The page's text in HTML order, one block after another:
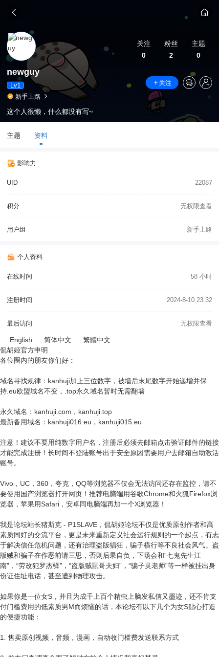
关注
0
粉丝
2
主题
0
newguy
Lv1
关注
新手上路
这个人很懒，什么都没有写~
主题 资料
影响力
UID 22087
积分 无权限查看
用户组 新手上路
个人资料
在线时间 58 小时
注册时间 2024-8-10 23:32
最后访问 无权限查看
English 简体中文
繁體中文
侃胡姬官方申明
各位圈内的朋友你们好：
域名寻找规律：kanhuji加上三位数字，被墙后末尾数字开始递增并保
持.eu欧盟域名不变，.top永久域名暂时无需翻墙
永久域名：kanhuji.com，kanhuji.top
最新备用域名：kanhuji016.eu，kanhuji015.eu
注意！建议不要用纯数字用户名，注册后必须去邮箱点击验证邮件的链接
才能完成注册！长时间不登陆账号出于安全原因需要用户去邮箱自助激活
账号。
Vivo，UC，360，夸克，QQ等浏览器不仅会无法访问还存在监控，请不
要使用国产浏览器打开网页！推荐电脑端用谷歌Chrome和火狐Firefox浏
览器，苹果用Safari，安卓同电脑端再加一个X浏览器！
我是论坛站长猪斯克 - P1SLAVE，侃胡姬论坛不仅是优质原创作者和高
素质同好的交流平台，更是未来重新定义社会运行规则的一个起点，有志
于解决信任危机问题，还有治理盗版猖狂，骗子横行等不良社会风气。盗
版贼和骗子在作恶前请三思，否则后果自负，下场会和“七鬼先生江
南”，“劳改犯罗杰驿”，“盗版贼鼠哥夫妇”，“骗子灵老师”等一样被挂出身
份证住址电话，甚至遭到物理攻击。
如果你是一位女S，并且为成千上百个精虫上脑发私信又墨迹，还不肯支
付门槛费用的低素质男M而烦恼的话，本论坛有以下几个为女S贴心打造
的便捷功能：
1. 售卖原创视频，音频，漫画，自动收门槛费发送联系方式